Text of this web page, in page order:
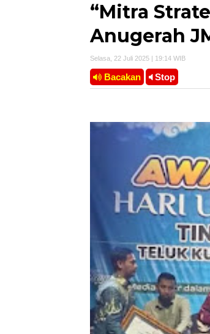
“Mitra
Anugerah
Selasa, 22 Juli 2025 | 19:14 WIB
Bacakan Stop